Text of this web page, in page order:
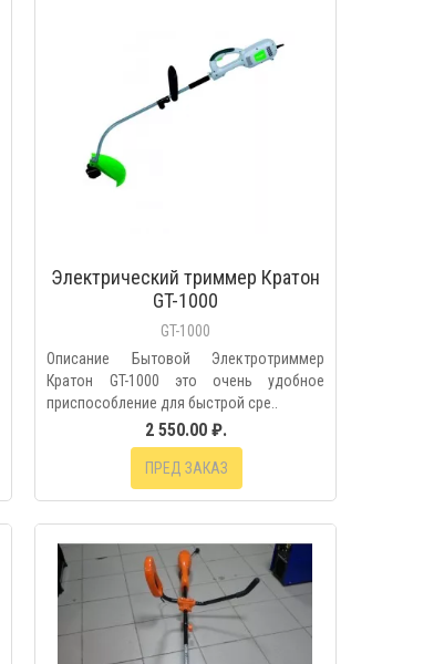
Электрический триммер Кратон
GT-1000
GT-1000
Описание Бытовой Электротриммер
Кратон GT-1000 это очень удобное
приспособление для быстрой сре..
2 550.00 ₽.
ПРЕД ЗАКАЗ
БЫСТРЫЙ ПРОСМОТР